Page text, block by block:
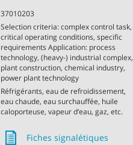
37010203
Selection criteria: complex control task,
critical operating conditions, specific
requirements Application: process
technology, (heavy-) industrial complex,
plant construction, chemical industry,
power plant technology
Réfrigérants, eau de refroidissement,
eau chaude, eau surchauffée, huile
caloporteuse, vapeur d‘eau, gaz, etc.
Fiches signalétiques